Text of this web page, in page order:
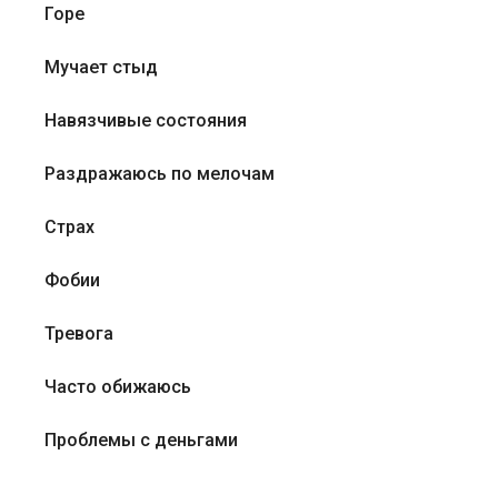
Горе
Мучает стыд
Навязчивые состояния
Раздражаюсь по мелочам
Страх
Фобии
Тревога
Часто обижаюсь
Проблемы с деньгами